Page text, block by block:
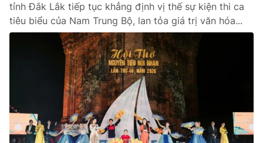
tỉnh Đắk Lắk tiếp tục khẳng định vị thế sự kiện thi ca
tiêu biểu của Nam Trung Bộ, lan tỏa giá trị văn hóa...